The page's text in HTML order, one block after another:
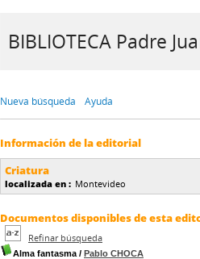
BIBLIOTECA Padre
Nueva búsqueda Ayuda
Información de la editorial
Criatura
localizada en : Montevideo
Documentos disponibles de esta
Refinar búsqueda
Alma fantasma / Pablo CHOCA